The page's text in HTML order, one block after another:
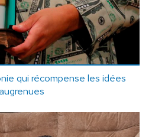
qui récompense les idées